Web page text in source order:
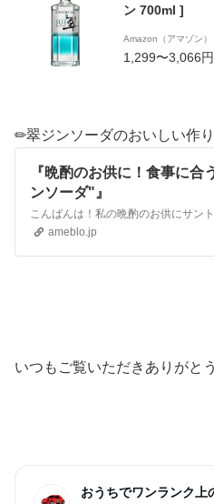
ン 700ml ]
Amazon（アマゾン）
1,299〜3,066円
✏︎翠ジンソーダのおいしい作
『晩酌のお供に！食事に合
ンソーダ"』
ameblo.jp
いつもご覧いただきありがと
おうちでワンランク上